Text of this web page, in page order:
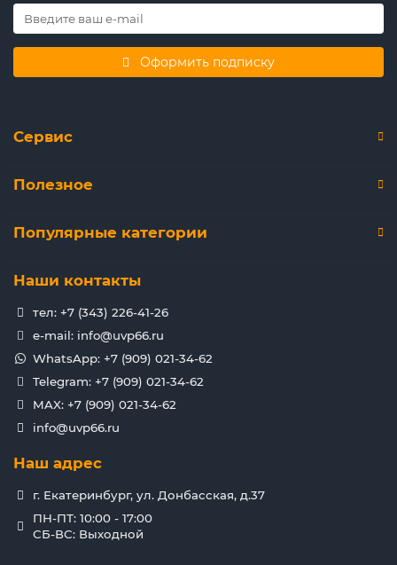
Оформить подписку
Сервис
Полезное
Популярные категории
Наши контакты
тел: +7 (343) 226-41-26
e-mail: info@uvp66.ru
WhatsApp: +7 (909) 021-34-62
Telegram: +7 (909) 021-34-62
MAX: +7 (909) 021-34-62
info@uvp66.ru
Наш адрес
г. Екатеринбург, ул. Донбасская, д.37
ПН-ПТ: 10:00 - 17:00
СБ-ВС: Выходной